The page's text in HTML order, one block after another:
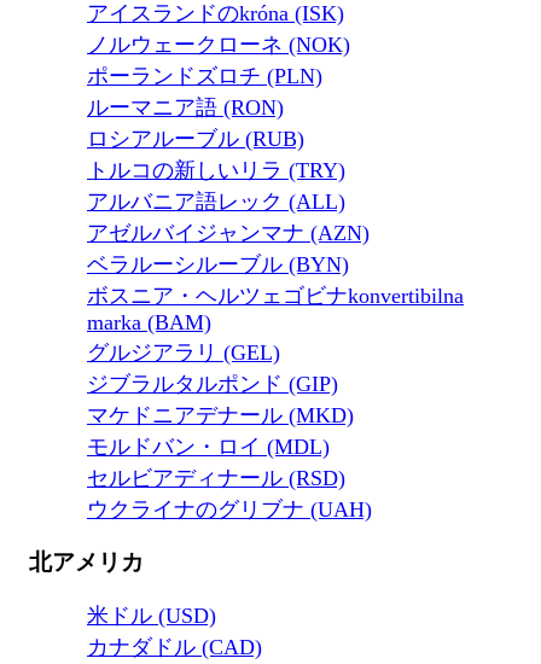
アイスランドのkróna (ISK)
ノルウェークローネ (NOK)
ポーランドズロチ (PLN)
ルーマニア語 (RON)
ロシアルーブル (RUB)
トルコの新しいリラ (TRY)
アルバニア語レック (ALL)
アゼルバイジャンマナ (AZN)
ベラルーシルーブル (BYN)
ボスニア・ヘルツェゴビナkonvertibilna
marka (BAM)
グルジアラリ (GEL)
ジブラルタルポンド (GIP)
マケドニアデナール (MKD)
モルドバン・ロイ (MDL)
セルビアディナール (RSD)
ウクライナのグリブナ (UAH)
北アメリカ
米ドル (USD)
カナダドル (CAD)